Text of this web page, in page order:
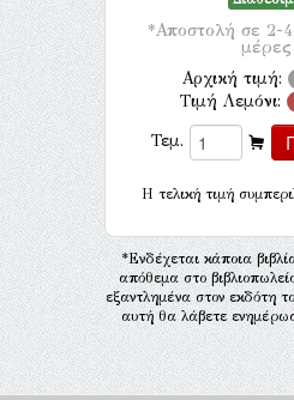
*Αποστολή σε 2-
μέρες
Αρχική τιμή:
Τιμή Λεμόνι:
Τεμ.
H τελική τιμή
*Ενδέχεται κάποια
απόθεμα στο
εξαντλημένα στον εκδότη
αυτή θα λάβετε